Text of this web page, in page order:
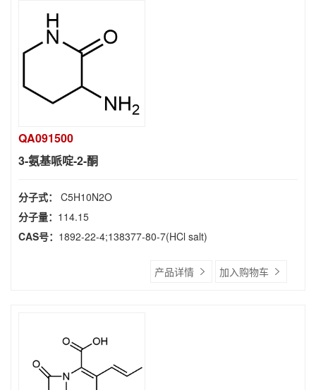
QA091500
3-氨基哌啶-2-酮
分子式： C5H10N2O
分子量： 114.15
CAS号： 1892-22-4;138377-80-7(HCl salt)
产品详情 加入购物车